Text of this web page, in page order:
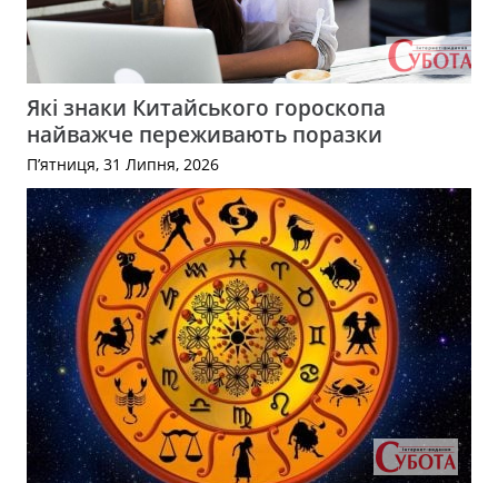
Які знаки Китайського гороскопа
найважче переживають поразки
П’ятниця, 31 Липня, 2026